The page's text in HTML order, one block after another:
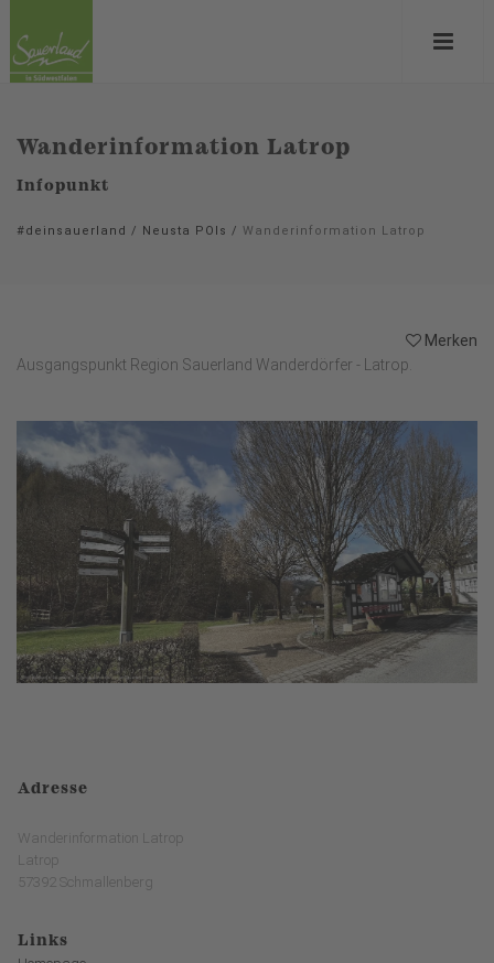
Wanderinformation Latrop
Infopunkt
#deinsauerland / Neusta POIs / Wanderinformation Latrop
Merken
Ausgangspunkt Region Sauerland Wanderdörfer - Latrop.
Adresse
Wanderinformation Latrop
Latrop
57392 Schmallenberg
Links